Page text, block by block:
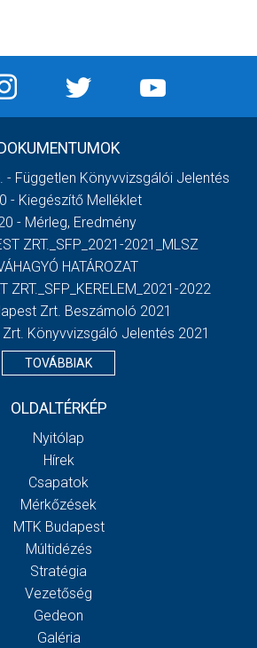
DOKUMENTUMOK
- Független Könyvvizsgálói Jelentés
- Kiegészítő Melléklet
- Mérleg, Eredmény
ZRT._SFP_2021-2021_MLSZ
HATÁROZAT
ZRT._SFP_KERELEM_2021-2022
Zrt. Beszámoló 2021
Könyvvizsgáló Jelentés 2021
TOVÁBBIAK
OLDALTÉRKÉP
Nyitólap
Hírek
Csapatok
Mérkőzések
MTK Budapest
Múltidézés
Stratégia
Vezetőség
Gedeon
Galéria